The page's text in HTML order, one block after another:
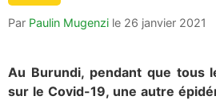
Par Paulin Mugenzi le 26 janvier 2021
Au Burundi, pendant que tous
sur le Covid-19, une autre